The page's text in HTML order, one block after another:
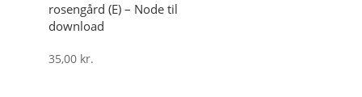
rosengård (E) – Node til
download
35,00 kr.